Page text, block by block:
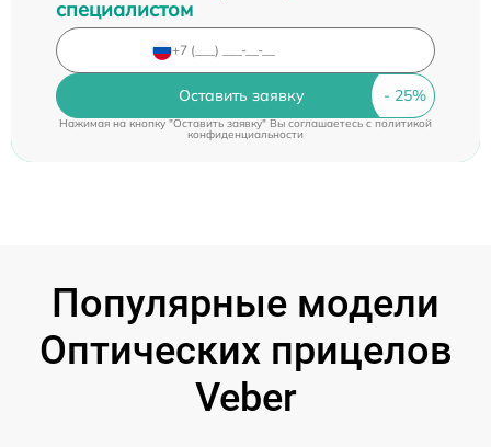
специалистом
Оставить заявку
Нажимая на кнопку "Оставить заявку" Вы соглашаетесь cполитикой
конфиденциальности
Популярные модели
Оптических прицелов
Veber